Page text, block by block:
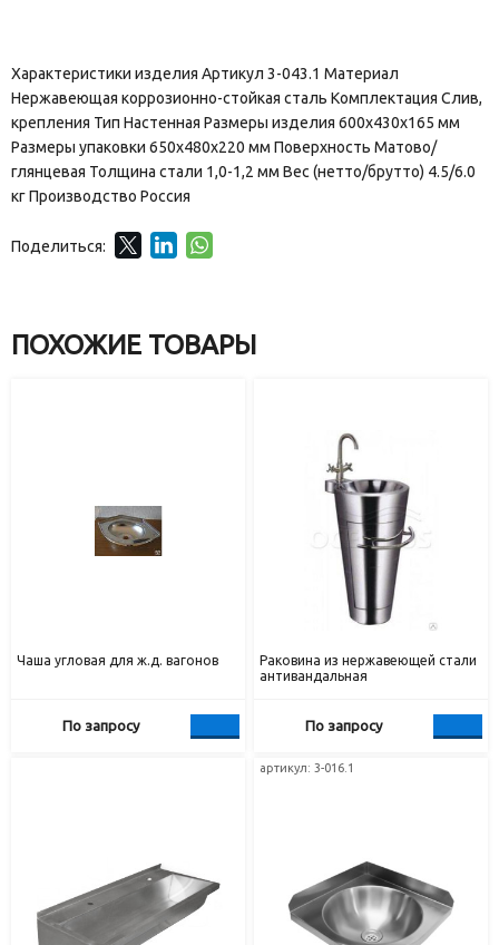
Характеристики изделия Артикул 3-043.1 Материал
Нержавеющая коррозионно-стойкая сталь Комплектация Слив,
крепления Тип Настенная Размеры изделия 600х430х165 мм
Размеры упаковки 650х480х220 мм Поверхность Матово/
глянцевая Толщина стали 1,0-1,2 мм Вес (нетто/брутто) 4.5/6.0
кг Производство Россия
Поделиться:
ПОХОЖИЕ ТОВАРЫ
Чаша угловая для ж.д. вагонов
По запросу
Раковина из нержавеющей стали
антивандальная
По запросу
артикул: 3-016.1